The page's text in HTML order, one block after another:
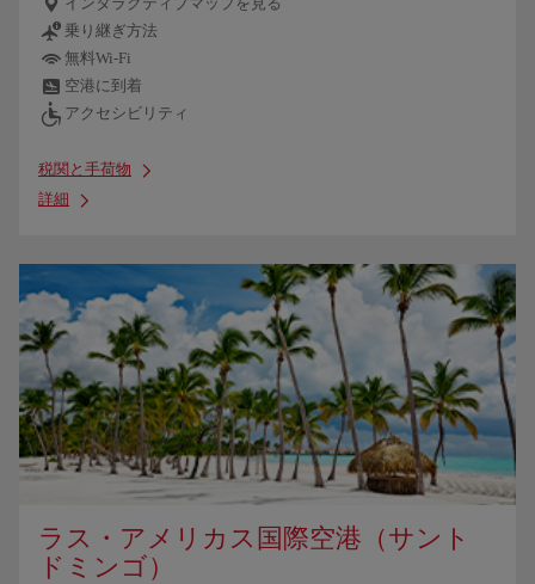
乗り継ぎ方法
無料Wi-Fi
空港に到着
アクセシビリティ
税関と手荷物
詳細
ラス・アメリカス国際空港（サント
ドミンゴ）